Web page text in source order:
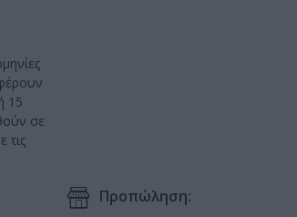
15
σε
τις
Προπώληση: